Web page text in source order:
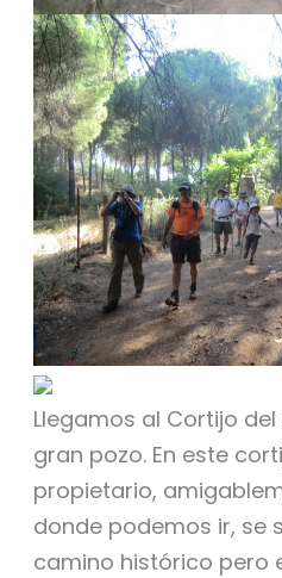
Llegamos al Cortijo
gran pozo. En este
propietario,
donde podemos ir, se
camino histórico pero